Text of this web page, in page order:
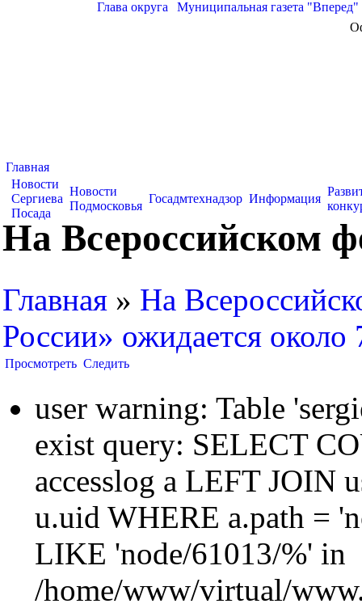
Глава округа Муниципальная газета "Вперед"
Главная
Новости
Сергиева
Посада
Новости
Подмосковья
Госадмтехнадзор Информация
На Всероссийском
Главная » На
России» ожидается около
Просмотреть Следить
user warning: Table
exist query: SELECT
accesslog a LEFT JOIN
u.uid WHERE a.path =
LIKE 'node/61013/%' in
/home/www/virtual/